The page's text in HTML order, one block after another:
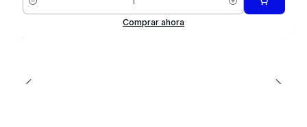
Cantidad
Comprar ahora